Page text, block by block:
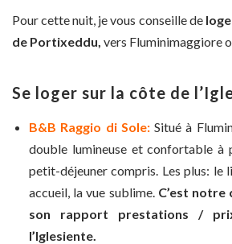
Pour cette nuit, je vous conseille de
de Portixeddu, vers Fluminimaggiore
Se loger sur la côte de
B&B Raggio di Sole: Situé à
double lumineuse et confortable
petit-déjeuner compris. Les plus: le
accueil, la vue sublime.C’est notre
son rapport prestations /
l’Iglesiente.